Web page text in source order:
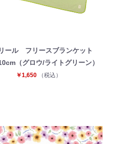
ール フリースブランケット
（グロウ/ライトグリーン）
￥1,650 （税込）